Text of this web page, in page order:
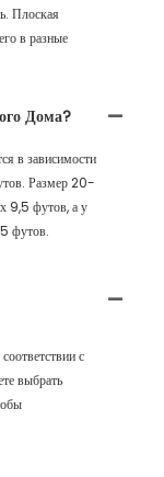
Плоская
в разные
Дома?
в зависимости
Размер 20-
9,5 футов, а у
футов.
с
выбрать